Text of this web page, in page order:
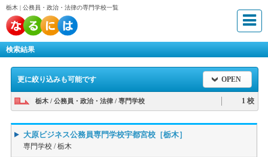
栃木 | 公務員・政治・法律の専門学校一覧
検索結果
更に絞り込みも可能です OPEN
栃木 / 公務員・政治・法律 / 専門学校 1 校
大原ビジネス公務員専門学校宇都宮校［栃木］
専門学校 /栃木